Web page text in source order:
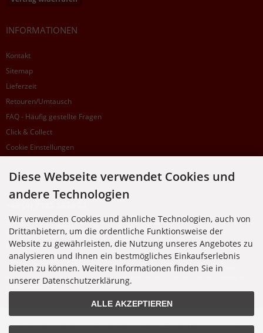
INFORMATIONEN
Kontakt
Sitemap
Lieferzeit
Retouren/Umtausch
FAQ - Häufig gestellte Fragen
Click & Collect
Cookie Einstellungen
SUPPORTHOTLINE
Zu laufenden Aufträgen oder Fragen allgemein:
Montag, Dienstag, Donnerstag, Freitag: 10:00 - 16:00 Uhr
Mittwoch: 10:00 - 18:00 Uhr
* Kosten: normaler Ortstarif DE, mit Flatratevertrag natürlich kostenlos. Aus dem
Ausland fallen die jeweils geltenden Auslandsgebühren an. Anrufe aus dem Handynetz
können abweichen.
Alle Preise inkl. gesetzl. MwSt. zzgl.Versandkosten. Die durchgestrichenen Preise
Diese Webseite verwendet Cookies und
andere Technologien
Wir verwenden Cookies und ähnliche Technologien, auch von
Drittanbietern, um die ordentliche Funktionsweise der
Website zu gewährleisten, die Nutzung unseres Angebotes zu
analysieren und Ihnen ein bestmögliches Einkaufserlebnis
bieten zu können. Weitere Informationen finden Sie in
unserer Datenschutzerklärung.
ALLE AKZEPTIEREN